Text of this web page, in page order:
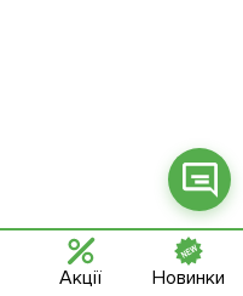
Акції Новинки